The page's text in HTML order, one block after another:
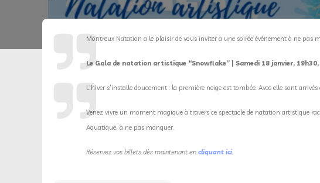
Montreux Natation a le plaisir de vous inviter à une soirée événement à ne
Le Gala de natation artistique “Snowflake” | Samedi 18 janvier, 19h30,
L’hiver s’installe doucement : la première neige est tombée. Avec elle sont
Venez vivre un moment magique à travers ce spectacle de natation artistique
Aquatique, à ne pas manquer.
Réservez vos billets dès maintenant en cliquant ici.